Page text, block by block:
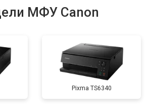
МФУ Canon
Pixma TS6340